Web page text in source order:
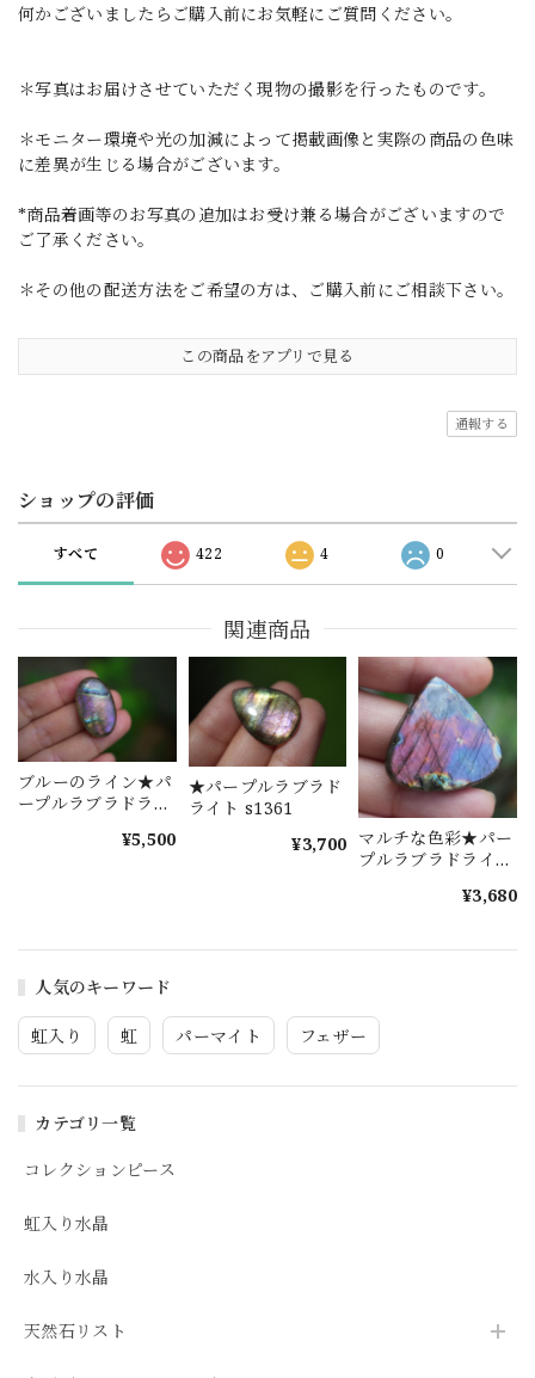
人気のキーワード
虹入り 虹 パーマイト フェザー
カテゴリ一覧
コレクションピース
虹入り水晶
水入り水晶
天然石リスト
何かございましたらご購入前にお気軽にご質問ください。
＊写真はお届けさせていただく現物の撮影を行ったものです。
＊モニター環境や光の加減によって掲載画像と実際の商品の色味
に差異が生じる場合がございます。
*商品着画等のお写真の追加はお受け兼る場合がございますので
ご了承ください。
＊その他の配送方法をご希望の方は、ご購入前にご相談下さい。
この商品をアプリで見る
通報する
ショップの評価
すべて 422 4 0
関連商品
ブルーのライン★パ
ープルラブラドライ
¥5,500
★パープルラブラド
ライト s1361
¥3,700 マルチな色彩★パー
プルラブラドライ
¥3,680